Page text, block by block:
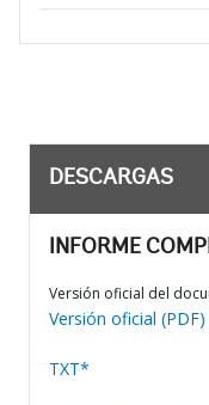
DESCARGAS
INFORME
Versión oficial del
Versión oficial (PDF)
TXT*